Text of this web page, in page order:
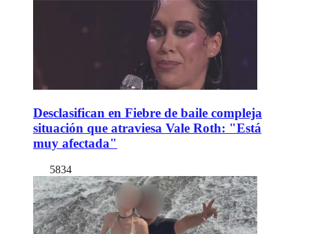
Desclasifican en Fiebre de baile compleja
situación que atraviesa Vale Roth: "Está
muy afectada"
5834